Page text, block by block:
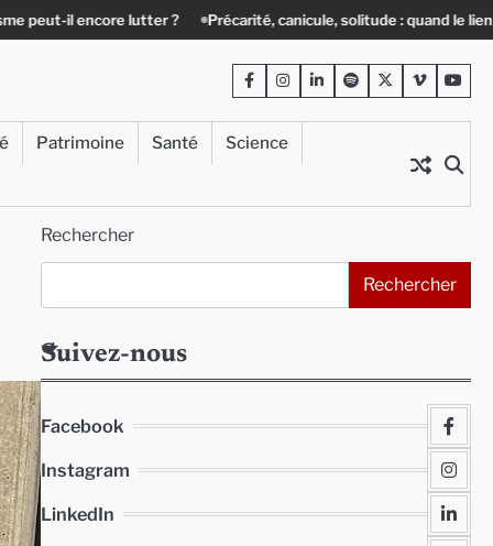
Précarité, canicule, solitude : quand le lien social devient essentiel
Facebook
Instagram
LinkedInSpotifyTwitterViméo
Patrimoine Santé Science
Rechercher
Rechercher
Suivez-nous
Facebook
Instagram
LinkedIn